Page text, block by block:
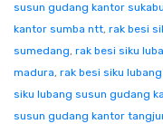
susun gudang kantor
kantor sumba ntt, rak besi
sumedang, rak besi siku
madura, rak besi siku
siku lubang susun gudang
susun gudang kantor